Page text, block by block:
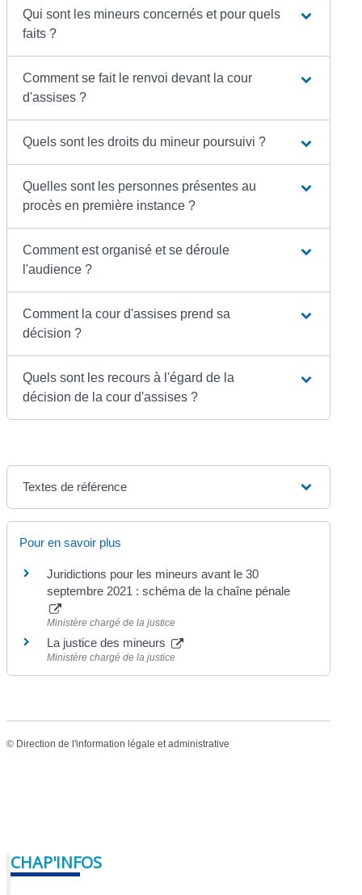
Qui sont les mineurs concernés et pour quels
faits ?
Comment se fait le renvoi devant la cour
d'assises ?
Quels sont les droits du mineur poursuivi ?
Quelles sont les personnes présentes au
procès en première instance ?
Comment est organisé et se déroule
l'audience ?
Comment la cour d'assises prend sa
décision ?
Quels sont les recours à l'égard de la
décision de la cour d'assises ?
Textes de référence
Pour en savoir plus
Juridictions pour les mineurs avant le 30
septembre 2021 : schéma de la chaîne pénale
Ministère chargé de la justice
La justice des mineurs
Ministère chargé de la justice
© Direction de l'information légale et administrative
CHAP'INFOS